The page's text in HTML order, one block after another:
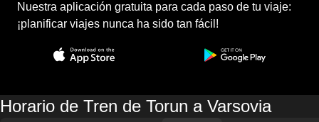
Nuestra aplicación gratuita para cada paso de tu viaje:
¡planificar viajes nunca ha sido tan fácil!
Horario de Tren de Torun a Varsovia